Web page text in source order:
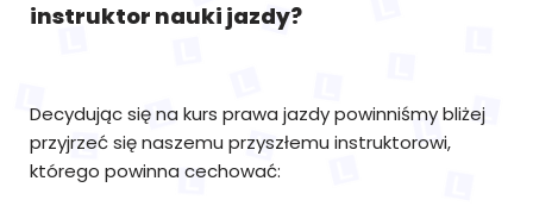
instruktor nauki jazdy?
Decydując się na kurs prawa jazdy powinniśmy bliżej
przyjrzeć się naszemu przyszłemu instruktorowi,
którego powinna cechować: